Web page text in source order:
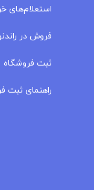
استعلام‌های
فروش در
ثبت فروشگاه
راهنمای ثبت